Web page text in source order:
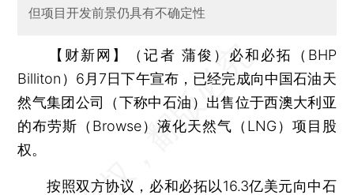
但项目开发前景仍具有不确定性
【财新网】（记者 蒲俊） 必和必拓（BHP
Billiton）6月7日下午宣布，已经完成向中国石油天
然气集团公司（下称中石油）出售位于西澳大利亚
的布劳斯（Browse）液化天然气（LNG）项目股
权。
按照双方协议，必和必拓以16.3亿美元向中石